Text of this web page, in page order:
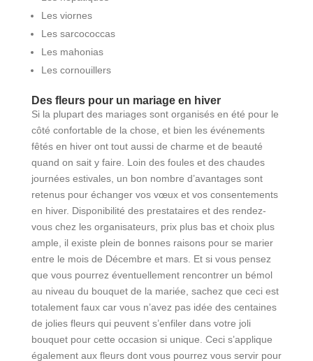
Les viornes
Les sarcococcas
Les mahonias
Les cornouillers
Des fleurs pour un mariage en hiver
Si la plupart des mariages sont organisés en été pour le
côté confortable de la chose, et bien les événements
fêtés en hiver ont tout aussi de charme et de beauté
quand on sait y faire. Loin des foules et des chaudes
journées estivales, un bon nombre d’avantages sont
retenus pour échanger vos vœux et vos consentements
en hiver. Disponibilité des prestataires et des rendez-
vous chez les organisateurs, prix plus bas et choix plus
ample, il existe plein de bonnes raisons pour se marier
entre le mois de Décembre et mars. Et si vous pensez
que vous pourrez éventuellement rencontrer un bémol
au niveau du bouquet de la mariée, sachez que ceci est
totalement faux car vous n’avez pas idée des centaines
de jolies fleurs qui peuvent s’enfiler dans votre joli
bouquet pour cette occasion si unique. Ceci s’applique
également aux fleurs dont vous pourrez vous servir pour